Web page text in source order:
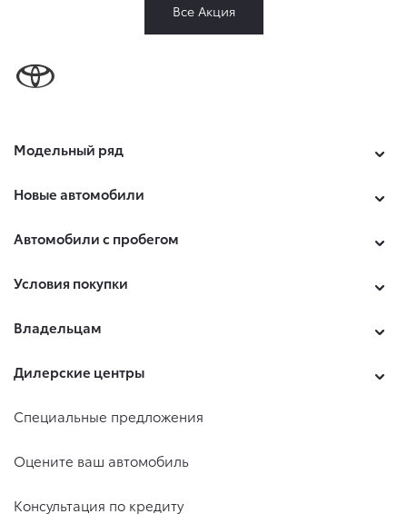
Все Акция
Модельный ряд
Новые автомобили
Автомобили с пробегом
Условия покупки
Владельцам
Дилерские центры
Специальные предложения
Оцените ваш автомобиль
Консультация по кредиту